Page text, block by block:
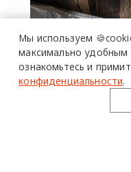
Мы используем
максимально удобным
ознакомьтесь и
конфиденциальности.